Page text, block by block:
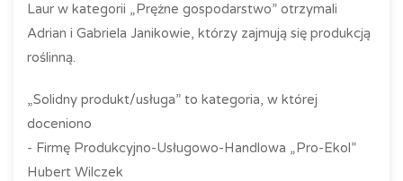
Laur w kategorii „Prężne gospodarstwo” otrzymali
Adrian i Gabriela Janikowie, którzy zajmują się produkcją
roślinną.
„Solidny produkt/usługa” to kategoria, w której
doceniono
- Firmę Produkcyjno-Usługowo-Handlowa „Pro-Ekol”
Hubert Wilczek